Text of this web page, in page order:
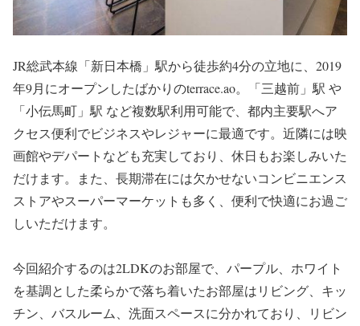
JR総武本線「新日本橋」駅から徒歩約4分の立地に、2019
年9月にオープンしたばかりのterrace.ao。「三越前」駅 や
「小伝馬町」駅 など複数駅利用可能で、都内主要駅へア
クセス便利でビジネスやレジャーに最適です。近隣には映
画館やデパートなども充実しており、休日もお楽しみいた
だけます。また、長期滞在には欠かせないコンビニエンス
ストアやスーパーマーケットも多く、便利で快適にお過ご
しいただけます。
今回紹介するのは2LDKのお部屋で、パープル、ホワイト
を基調とした柔らかで落ち着いたお部屋はリビング、キッ
チン、バスルーム、洗面スペースに分かれており、リビン